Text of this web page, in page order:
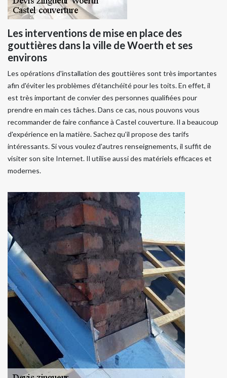
Les interventions de mise en place des
gouttières dans la ville de Woerth et ses
environs
Les opérations d'installation des gouttières sont très importantes
afin d'éviter les problèmes d'étanchéité pour les toits. En effet, il
est très important de convier des personnes qualifiées pour
prendre en main ces tâches. Dans ce cas, nous pouvons vous
recommander de faire confiance à Castel couverture. Il a beaucoup
d'expérience en la matière. Sachez qu'il propose des tarifs
intéressants. Si vous voulez d'autres renseignements, il suffit de
visiter son site Internet. Il utilise aussi des matériels efficaces et
modernes.